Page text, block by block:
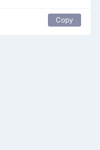
Copy